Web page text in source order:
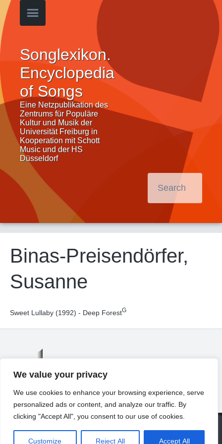
We value your privacy
We use cookies to enhance your browsing experience, serve
personalized ads or content, and analyze our traffic. By
clicking "Accept All", you consent to our use of cookies.
Customize Reject All Accept All
Songlexikon.
Encyclopedia
of Songs
Eine Netzpublikation des
Zentrums für Populäre
Kultur und Musik der
Universität Freiburg in
Kooperation mit Schott
Music und der HS
Düsseldorf
Binas-Preisendörfer,
Susanne
Sweet Lullaby (1992) - Deep ForestG
© 2026 Universität Freiburg
About Contact Privacy Declaration Legal Notice